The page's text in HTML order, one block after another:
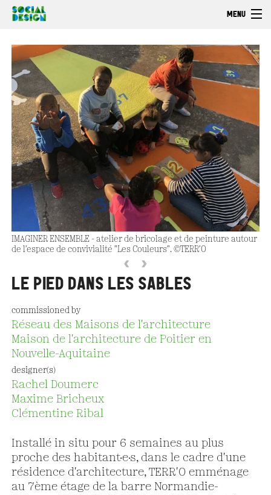
Skip to main content
MENU
EXPLORE
ACT
Browse
IMAGINER ENSEMBLE - atelier de bricolage et de peinture autour
de l'espace de convivialité "Les Couleurs". ©TERR'O
‹ ›
LE PIED DANS LES SABLES
commissioned by
Réseau des Maisons de l'architecture
Maison de l'architecture de Poitier en
Nouvelle-Aquitaine
designer(s)
Rachel Doumerc
Maxime Bricheux
Clémentine Ribal
Installé in situ pour 6 semaines au plus
proche des habitant·e·s, dans le cadre d'une
résidence d'architecture, TERR'O emménage
au 7ème étage de la barre Normandie-